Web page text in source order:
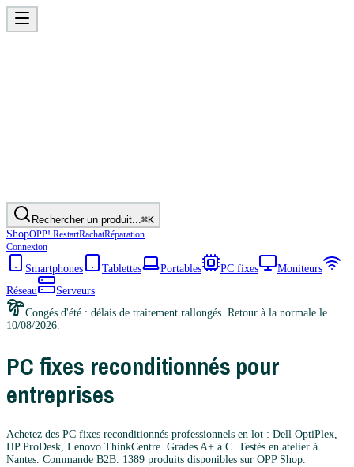
Rechercher un produit...⌘K
ShopOPP! RestartRachatRéparation
Connexion
Smartphones Tablettes Portables PC fixes
Moniteurs
Réseau
Serveurs
Congés d'été : délais de traitement rallongés. Retour à la normale le
10/08/2026.
PC fixes reconditionnés pour
entreprises
Achetez des PC fixes reconditionnés professionnels en lot : Dell OptiPlex,
HP ProDesk, Lenovo ThinkCentre. Grades A+ à C. Testés en atelier à
Nantes. Commande B2B. 1389 produits disponibles sur OPP Shop.